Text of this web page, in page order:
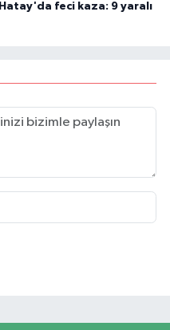
Hatay'da feci kaza: 9 yaralı